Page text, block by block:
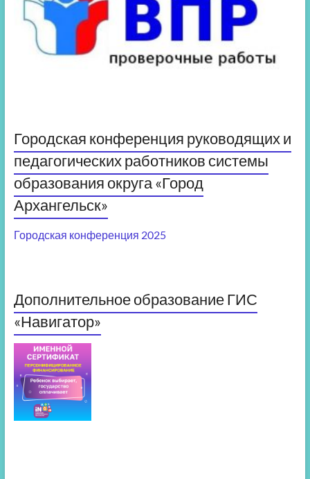
Городская конференция руководящих и
педагогических работников системы
образования округа «Город
Архангельск»
Городская конференция 2025
Дополнительное образование ГИС
«Навигатор»